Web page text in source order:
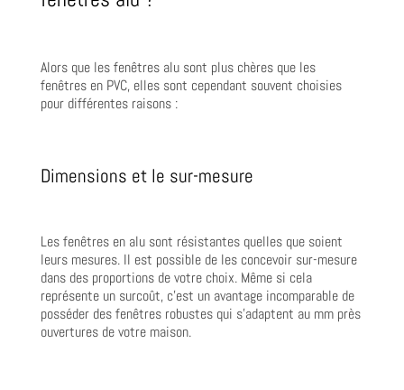
Alors que les fenêtres alu sont plus chères que les
fenêtres en PVC, elles sont cependant souvent choisies
pour différentes raisons :
Dimensions et le sur-mesure
Les fenêtres en alu sont résistantes quelles que soient
leurs mesures. Il est possible de les concevoir sur-mesure
dans des proportions de votre choix. Même si cela
représente un surcoût, c’est un avantage incomparable de
posséder des fenêtres robustes qui s’adaptent au mm près
ouvertures de votre maison.